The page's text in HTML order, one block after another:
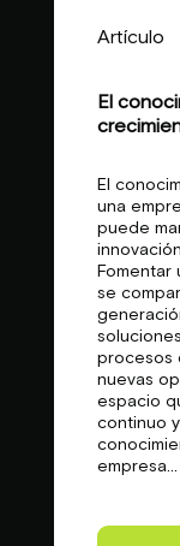
Artículo
El
El
una
puede
Fomentar
se
procesos
nuevas
espacio
continuo
empresa...